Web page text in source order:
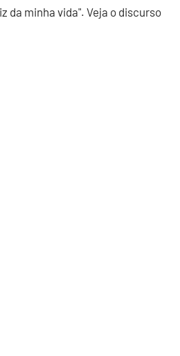
da minha vida". Veja o discurso